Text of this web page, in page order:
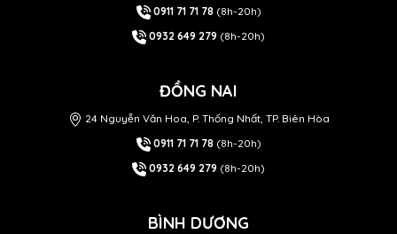
0911 71 71 78 (8h-20h)
0932 649 279 (8h-20h)
ĐỒNG NAI
24 Nguyễn Văn Hoa, P. Thống Nhất, TP. Biên Hòa
0911 71 71 78 (8h-20h)
0932 649 279 (8h-20h)
BÌNH DƯƠNG